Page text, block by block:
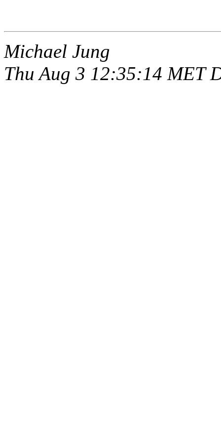
Michael Jung
Thu Aug 3 12:35:14 MET